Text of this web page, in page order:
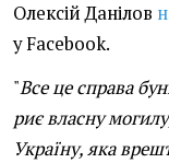
Олексій Данілов
у Facebook.
"Все це справа
риє власну
Україну, яка